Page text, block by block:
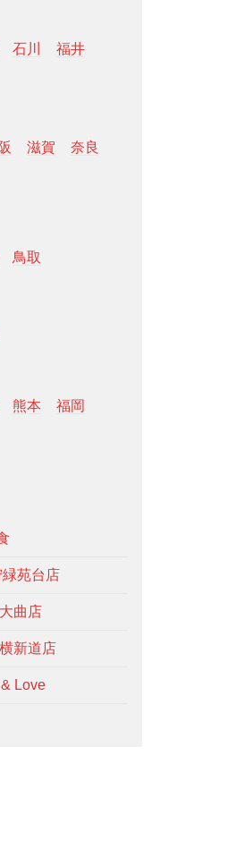
石川
福井
滋賀 奈良
鳥取
熊本
福岡
緑苑台店
曲店
新道店
Love